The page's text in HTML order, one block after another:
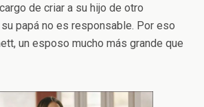
de criar a su hijo de otro
papá no es responsable. Por eso
un esposo mucho más grande que